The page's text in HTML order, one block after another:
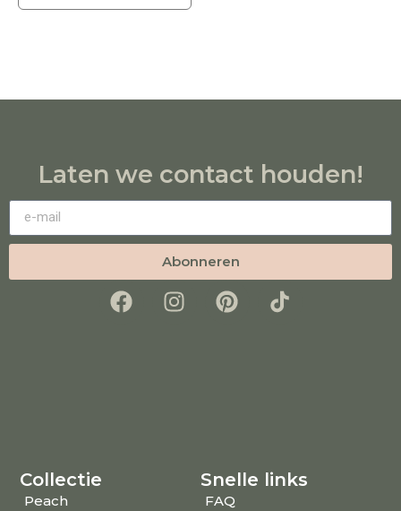
Laten we contact houden!
Abonneren
Collectie
Peach
Snelle links
FAQ